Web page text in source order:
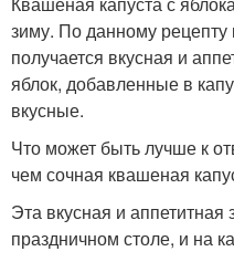
зиму. По данному рецепту
получается вкусная и
яблок, добавленные в
вкусные.
Что может быть лучше к
чем сочная квашеная
Эта вкусная и
праздничном столе, и на